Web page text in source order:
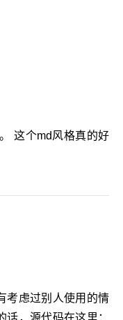
这个md风格真的好
考虑过别人使用的情
，源代码在这里：